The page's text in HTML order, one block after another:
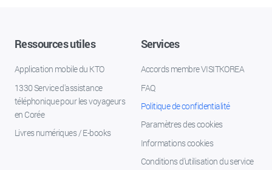
Ressources utiles
Application mobile du KTO
1330 Service d'assistance
téléphonique pour les voyageurs
en Corée
Livres numériques / E-books
Services
Accords membre VISITKOREA
FAQ
Politique de confidentialité
Paramètres des cookies
Informations cookies
Conditions d’utilisation du service